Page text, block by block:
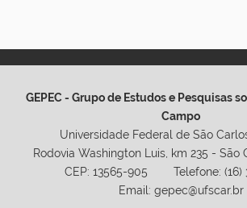
GEPEC - Grupo de Estudos e Pesquisas
Campo
Universidade Federal de São
Rodovia Washington Luis, km 235 - São
CEP: 13565-905 Telefone: (16)
Email: gepec@ufscar.br